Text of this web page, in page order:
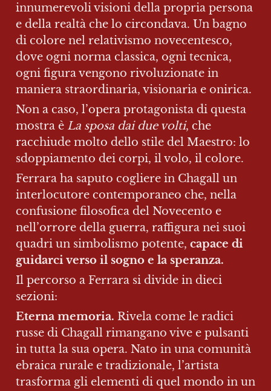
innumerevoli visioni della propria persona
e della realtà che lo circondava. Un bagno
di colore nel relativismo novecentesco,
dove ogni norma classica, ogni tecnica,
ogni figura vengono rivoluzionate in
maniera straordinaria, visionaria e onirica.
Non a caso, l’opera protagonista di questa
mostra è La sposa dai due volti, che
racchiude molto dello stile del Maestro: lo
sdoppiamento dei corpi, il volo, il colore.
Ferrara ha saputo cogliere in Chagall un
interlocutore contemporaneo che, nella
confusione filosofica del Novecento e
nell’orrore della guerra, raffigura nei suoi
quadri un simbolismo potente, capace di
guidarci verso il sogno e la speranza.
Il percorso a Ferrara si divide in dieci
sezioni:
Eterna memoria. Rivela come le radici
russe di Chagall rimangano vive e pulsanti
in tutta la sua opera. Nato in una comunità
ebraica rurale e tradizionale, l’artista
trasforma gli elementi di quel mondo in un